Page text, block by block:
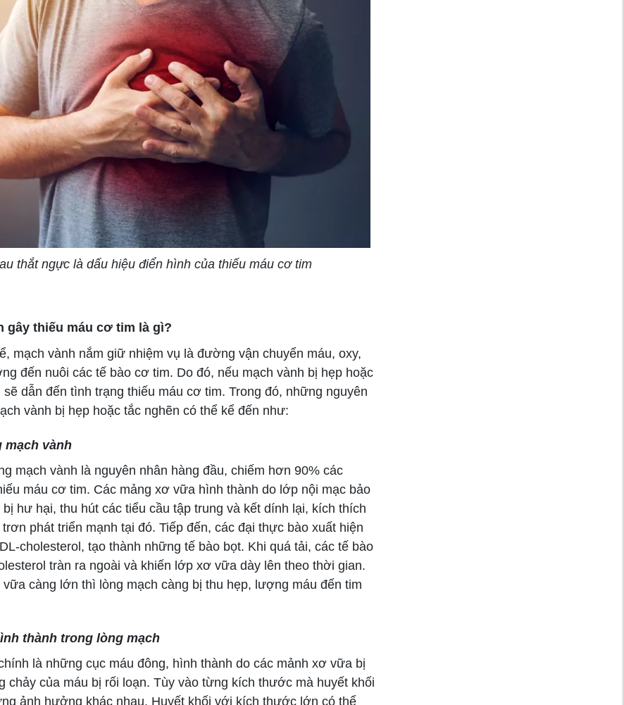
thắt ngực là dấu hiệu điển hình của thiếu máu cơ tim
gây thiếu máu cơ tim là gì?
mạch vành nắm giữ nhiệm vụ là đường vận chuyển máu, oxy,
đến nuôi các tế bào cơ tim. Do đó, nếu mạch vành bị hẹp hoặc
dẫn đến tình trạng thiếu máu cơ tim. Trong đó, những nguyên
vành bị hẹp hoặc tắc nghẽn có thể kể đến như:
mạch vành
mạch vành là nguyên nhân hàng đầu, chiếm hơn 90% các
máu cơ tim. Các mảng xơ vữa hình thành do lớp nội mạc bảo
hư hại, thu hút các tiểu cầu tập trung và kết dính lại, kích thích
phát triển mạnh tại đó. Tiếp đến, các đại thực bào xuất hiện
cholesterol, tạo thành những tế bào bọt. Khi quá tải, các tế bào
tràn ra ngoài và khiến lớp xơ vữa dày lên theo thời gian.
càng lớn thì lòng mạch càng bị thu hẹp, lượng máu đến tim
thành trong lòng mạch
là những cục máu đông, hình thành do các mảnh xơ vữa bị
chảy của máu bị rối loạn. Tùy vào từng kích thước mà huyết khối
ảnh hưởng khác nhau. Huyết khối với kích thước lớn có thể